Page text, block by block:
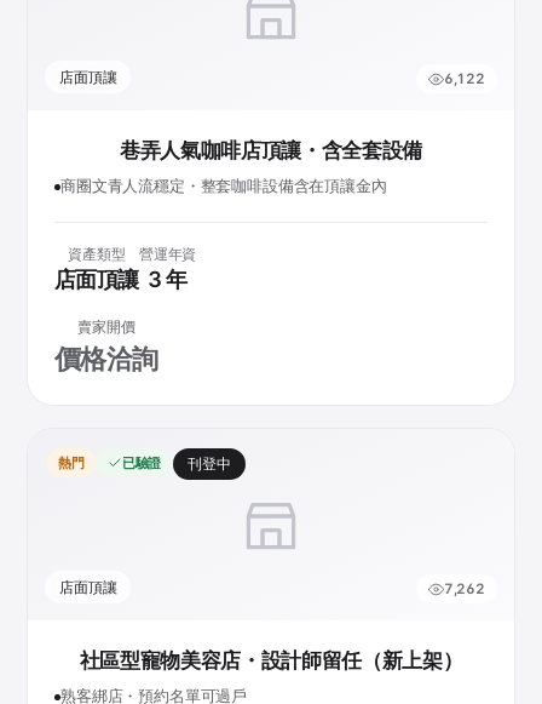
店面頂讓 6,122
巷弄人氣咖啡店頂讓・含全套設備
商圈文青人流穩定・整套咖啡設備含在頂讓金內
資產類型
店面頂讓
營運年資
3 年
賣家開價
價格洽詢
熱門 已驗證 刊登中
店面頂讓 7,262
社區型寵物美容店・設計師留任（新上架）
熟客綁店・預約名單可過戶